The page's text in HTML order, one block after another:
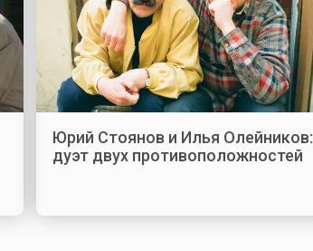
Юрий Стоянов и Илья Олейников:
дуэт двух противоположностей